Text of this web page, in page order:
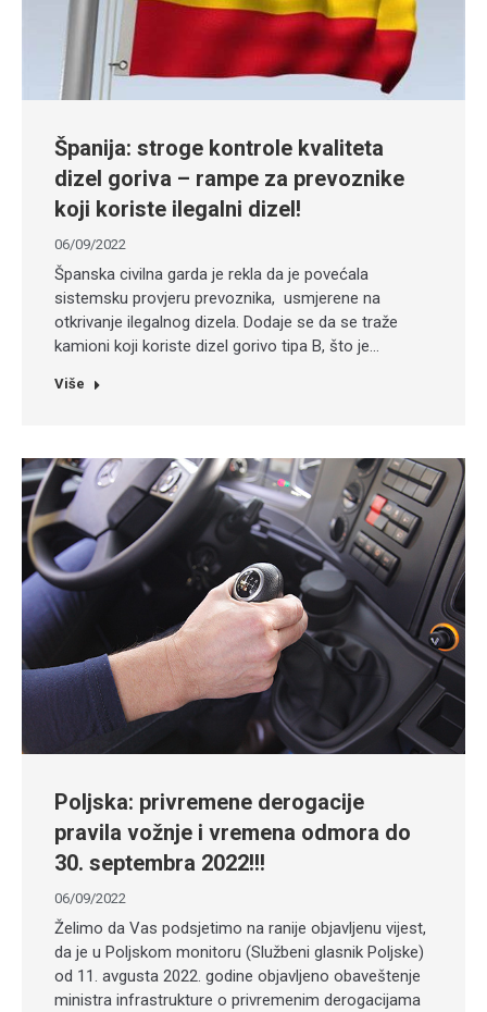
Španija: stroge kontrole kvaliteta
dizel goriva – rampe za prevoznike
koji koriste ilegalni dizel!
06/09/2022
Španska civilna garda je rekla da je povećala
sistemsku provjeru prevoznika, usmjerene na
otkrivanje ilegalnog dizela. Dodaje se da se traže
kamioni koji koriste dizel gorivo tipa B, što je…
Više
Poljska: privremene derogacije
pravila vožnje i vremena odmora do
30. septembra 2022!!!
06/09/2022
Želimo da Vas podsjetimo na ranije objavljenu vijest,
da je u Poljskom monitoru (Službeni glasnik Poljske)
od 11. avgusta 2022. godine objavljeno obaveštenje
ministra infrastrukture o privremenim derogacijama